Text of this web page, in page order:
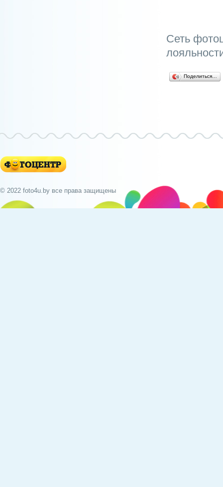
Сеть
Поделиться…
© 2022 foto4u.by все права защищены